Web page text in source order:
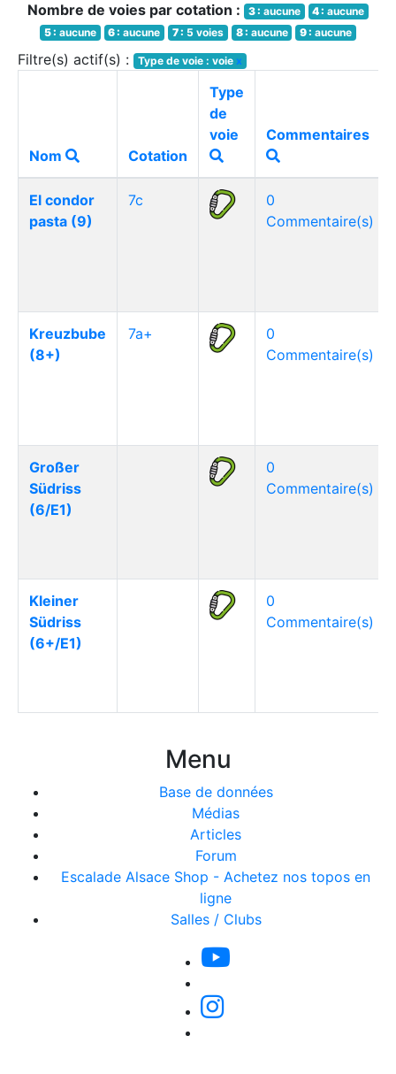
Nombre de voies par cotation : 3 : aucune 4 : aucune
5 : aucune 6 : aucune 7 : 5 voies 8 : aucune 9 : aucune
Filtre(s) actif(s) : Type de voie : voie x
Nom Cotation
Type
de
voie
Commentaires
El condor
pasta (9)
7c
0
Commentaire(s)
Kreuzbube
(8+)
7a+
0
Commentaire(s)
Großer
Südriss
(6/E1)
0
Commentaire(s)
Kleiner
Südriss
(6+/E1)
0
Commentaire(s)
Menu
Base de données
Médias
Articles
Forum
Escalade Alsace Shop - Achetez nos topos en
ligne
Salles / Clubs